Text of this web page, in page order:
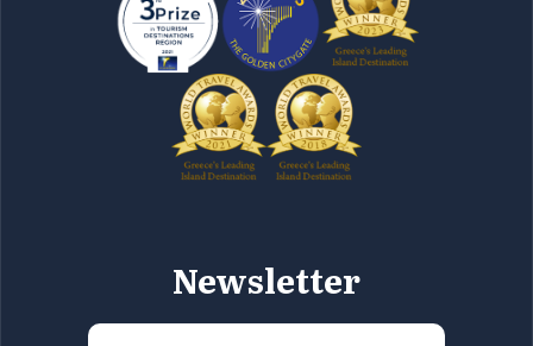
Newsletter